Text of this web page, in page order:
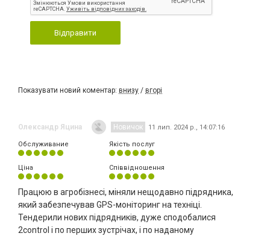
Відправити
Показувати новий коментар: внизу / вгорі
Олександр Яцина Новичок 11 лип. 2024 р., 14:07:16
Обслуживание Якість послуг
Ціна Співвідношення
Працюю в агробізнесі, міняли нещодавно підрядника,
який забезпечував GPS-моніторинг на техніці.
Тендерили нових підрядників, дуже сподобалися
2control і по перших зустрічах, і по наданому